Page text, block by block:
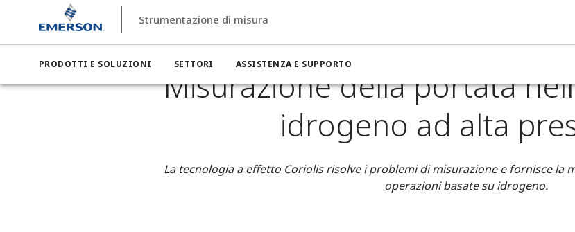
Strumentazione di misura
PRODOTTI E SOLUZIONI SETTORI ASSISTENZA E SUPPORTO
Strumentazione di misura Misurazione della portata
Misurazione della portata
idrogeno ad alta
La tecnologia a effetto Coriolis risolve i problemi di misurazione e fornisce la
operazioni basate su idrogeno.